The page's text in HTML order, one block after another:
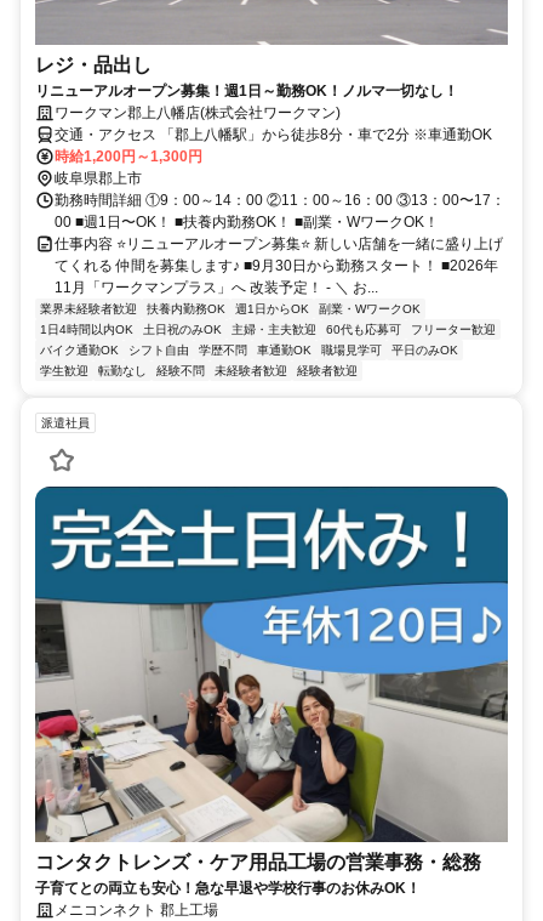
レジ・品出し
リニューアルオープン募集！週1日～勤務OK！ノルマ一切なし！
ワークマン郡上八幡店(株式会社ワークマン)
交通・アクセス 「郡上八幡駅」から徒歩8分・車で2分 ※車通勤OK
時給1,200円～1,300円
岐阜県郡上市
勤務時間詳細 ①9：00～14：00 ②11：00～16：00 ③13：00〜17：
00 ■週1日〜OK！ ■扶養内勤務OK！ ■副業・WワークOK！
仕事内容 ⭐リニューアルオープン募集⭐ 新しい店舗を一緒に盛り上げ
てくれる 仲間を募集します♪ ■9月30日から勤務スタート！ ■2026年
11月「ワークマンプラス」へ 改装予定！ - ＼ お...
業界未経験者歓迎 扶養内勤務OK 週1日からOK
副業・WワークOK
1日4時間以内OK
土日祝のみOK 主婦・主夫歓迎 60代も応募可
フリーター歓迎
バイク通勤OK
シフト自由 学歴不問 車通勤OK 職場見学可
平日のみOK
学生歓迎
転勤なし 経験不問 未経験者歓迎 経験者歓迎
派遣社員
コンタクトレンズ・ケア用品工場の営業事務・総務
子育てとの両立も安心！急な早退や学校行事のお休みOK！
メニコンネクト 郡上工場